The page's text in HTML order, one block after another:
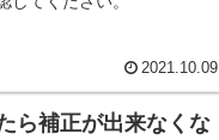
2021.10.09
ら補正が出来なくな